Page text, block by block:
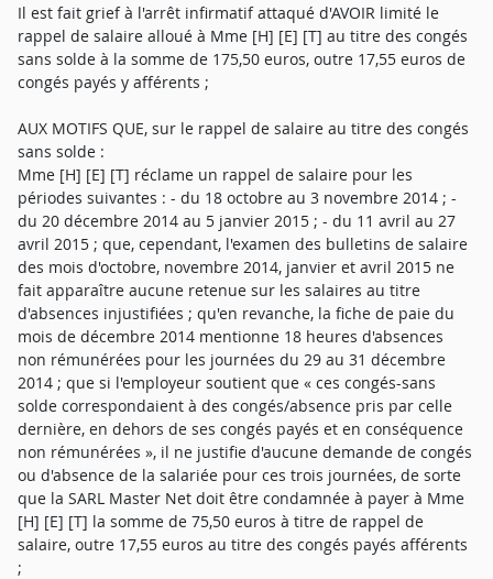
Il est fait grief à l'arrêt infirmatif attaqué d'AVOIR limité le
rappel de salaire alloué à Mme [H] [E] [T] au titre des congés
sans solde à la somme de 175,50 euros, outre 17,55 euros de
congés payés y afférents ;
AUX MOTIFS QUE, sur le rappel de salaire au titre des congés
sans solde :
Mme [H] [E] [T] réclame un rappel de salaire pour les
périodes suivantes : - du 18 octobre au 3 novembre 2014 ; -
du 20 décembre 2014 au 5 janvier 2015 ; - du 11 avril au 27
avril 2015 ; que, cependant, l'examen des bulletins de salaire
des mois d'octobre, novembre 2014, janvier et avril 2015 ne
fait apparaître aucune retenue sur les salaires au titre
d'absences injustifiées ; qu'en revanche, la fiche de paie du
mois de décembre 2014 mentionne 18 heures d'absences
non rémunérées pour les journées du 29 au 31 décembre
2014 ; que si l'employeur soutient que « ces congés-sans
solde correspondaient à des congés/absence pris par celle
dernière, en dehors de ses congés payés et en conséquence
non rémunérées », il ne justifie d'aucune demande de congés
ou d'absence de la salariée pour ces trois journées, de sorte
que la SARL Master Net doit être condamnée à payer à Mme
[H] [E] [T] la somme de 75,50 euros à titre de rappel de
salaire, outre 17,55 euros au titre des congés payés afférents
;